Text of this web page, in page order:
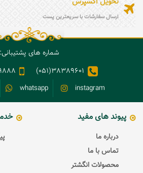
ارسال سفارشات با سریعترین پست
شماره های پشتیبانی:
38389601(051)
instagram
whatsapp
پیوند های مفید
درباره ما
تماس با ما
محصولات انگشتر